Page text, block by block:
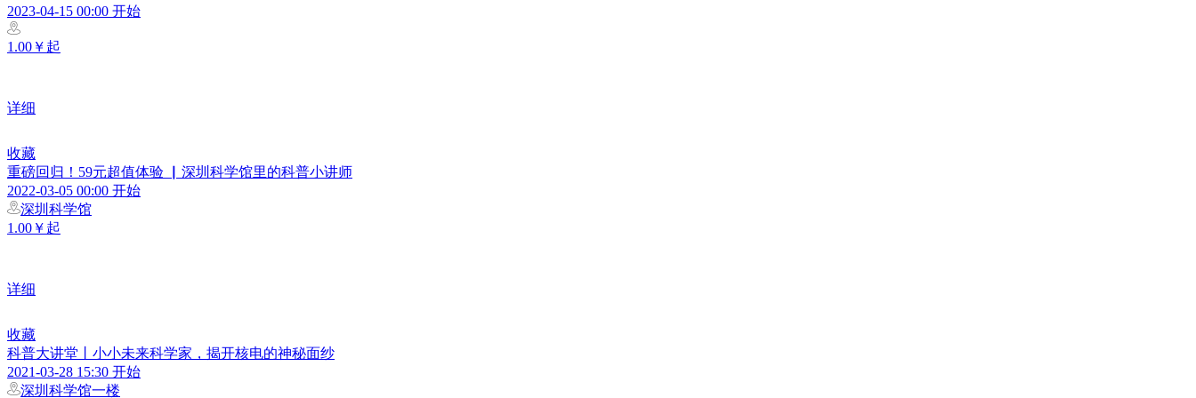
2023-04-15 00:00 开始
1.00￥起
详细
收藏
重磅回归！59元超值体验 ▏深圳科学馆里的科普小讲师
2022-03-05 00:00 开始
深圳科学馆
1.00￥起
详细
收藏
科普大讲堂丨小小未来科学家，揭开核电的神秘面纱
2021-03-28 15:30 开始
深圳科学馆一楼